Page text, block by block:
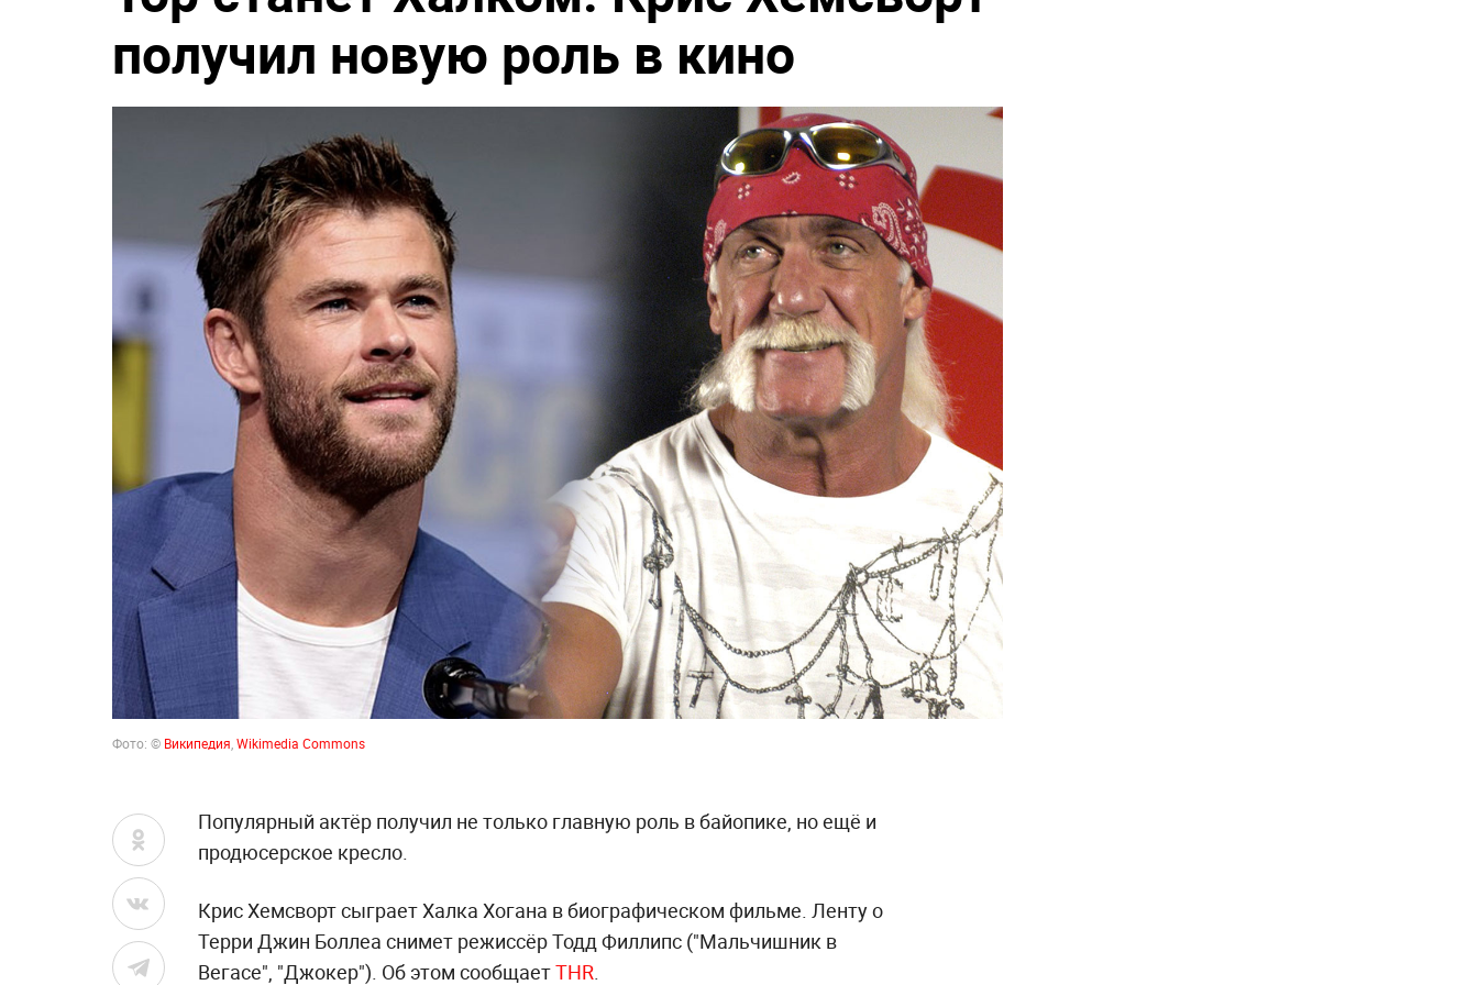
получил новую роль в кино
Фото: © Википедия Wikimedia Commons
Популярный актёр получил не только главную роль в байопике, но ещё и
продюсерское кресло.
Крис Хемсворт сыграет Халка Хогана в биографическом фильме. Ленту о
Терри Джин Боллеа снимет режиссёр Тодд Филлипс ("Мальчишник в
Вегасе", "Джокер"). Об этом сообщаетTHR.